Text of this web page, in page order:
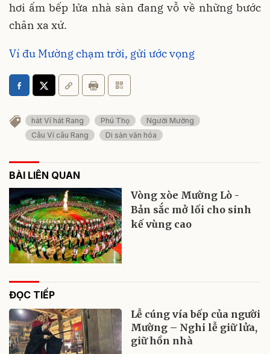
hơi ấm bếp lửa nhà sàn đang vỗ về những bước
chân xa xứ.
Ví đu Mường chạm trời, gửi ước vọng
hát Ví hát Rang Phú Thọ
Người Mường
Câu Ví câu Rang
Di sản văn hóa
BÀI LIÊN QUAN
Vòng xòe Mường Lò -
Bản sắc mở lối cho sinh
kế vùng cao
ĐỌC TIẾP
Lễ cúng vía bếp của người
Mường – Nghi lễ giữ lửa,
giữ hồn nhà